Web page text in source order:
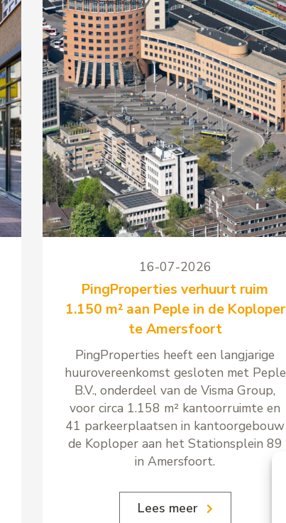
16-07-2026
PingProperties verhuurt ruim
1.150 m² aan Peple in de Koploper
te Amersfoort
PingProperties heeft een langjarige
huurovereenkomst gesloten met Peple
B.V., onderdeel van de Visma Group,
voor circa 1.158 m² kantoorruimte en
41 parkeerplaatsen in kantoorgebouw
de Koploper aan het Stationsplein 89
in Amersfoort.
Lees meer